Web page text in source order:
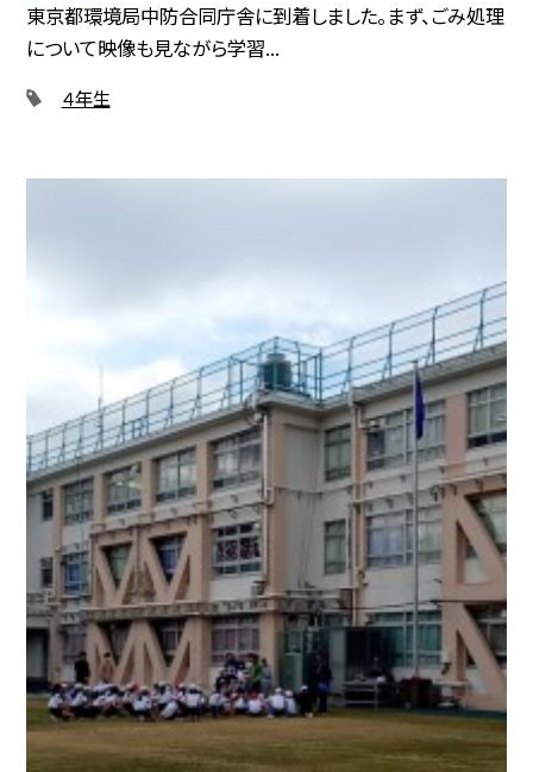
東京都環境局中防合同庁舎に到着しました。まず、ごみ処理
について映像も見ながら学習...
４年生